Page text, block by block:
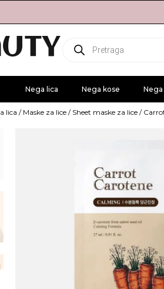
Products
search
Nega lica Nega kose
lica / Maske za lice / Sheet maske za lice /